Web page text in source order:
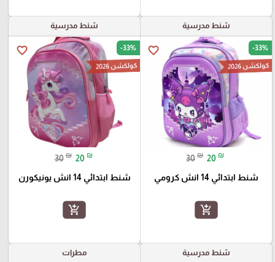
شنط مدرسية
favorite_border -33%
كولكشن 2026
30 ₪ 20 ₪
شنط ابتدائي 14 انش كرومي
add_shopping_cart
شنط مدرسية
favorite_border -33%
كولكشن 2026
30 ₪ 20 ₪
شنط ابتدائي 14 انش يونيكورن
add_shopping_cart
شنط مدرسية مطرات